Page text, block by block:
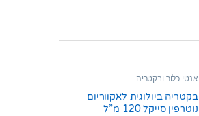
אנטי כלור ובקטריה
בקטריה ביולוגית לאקווריום
נוטרפין סייקל 120 מ”ל